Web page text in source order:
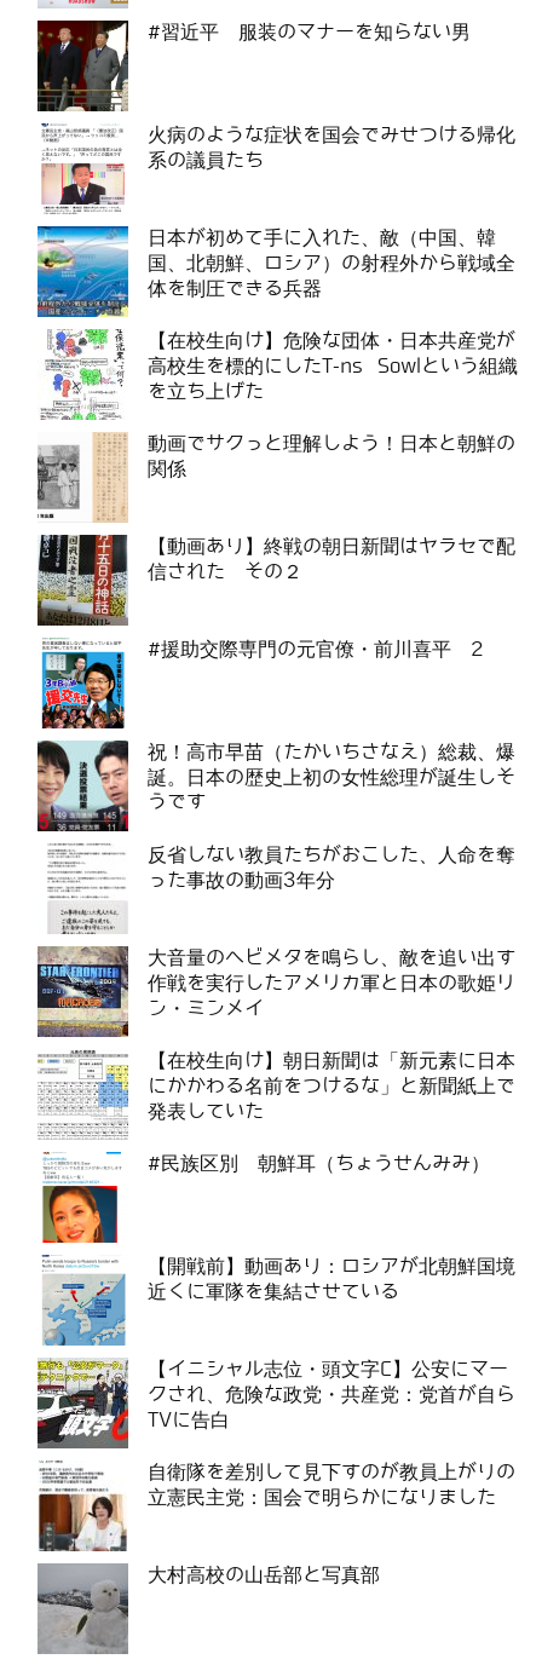
#習近平 服装のマナーを知らない男
火病のような症状を国会でみせつける帰化
系の議員たち
日本が初めて手に入れた、敵（中国、韓
国、北朝鮮、ロシア）の射程外から戦域全
体を制圧できる兵器
【在校生向け】危険な団体・日本共産党が
高校生を標的にしたT-ns Sowlという組織
を立ち上げた
動画でサクっと理解しよう！日本と朝鮮の
関係
【動画あり】終戦の朝日新聞はヤラセで配
信された その２
#援助交際専門の元官僚・前川喜平 2
祝！高市早苗（たかいちさなえ）総裁、爆
誕。日本の歴史上初の女性総理が誕生しそ
うです
反省しない教員たちがおこした、人命を奪
った事故の動画3年分
大音量のヘビメタを鳴らし、敵を追い出す
作戦を実行したアメリカ軍と日本の歌姫リ
ン・ミンメイ
【在校生向け】朝日新聞は「新元素に日本
にかかわる名前をつけるな」と新聞紙上で
発表していた
#民族区別 朝鮮耳（ちょうせんみみ）
【開戦前】動画あり：ロシアが北朝鮮国境
近くに軍隊を集結させている
【イニシャル志位・頭文字C】公安にマー
クされ、危険な政党・共産党：党首が自ら
TVに告白
自衛隊を差別して見下すのが教員上がりの
立憲民主党：国会で明らかになりました
大村高校の山岳部と写真部